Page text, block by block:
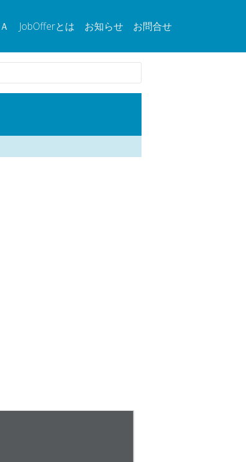
JobOfferとは お知らせ お問合せ